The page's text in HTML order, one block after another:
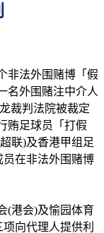
非法外围赌博「假
名外围赌注中介人
裁判法院被裁定
贿足球员「打假
联)及香港甲组足
在非法外围赌博
(港会)及愉园体育
向代理人提供利